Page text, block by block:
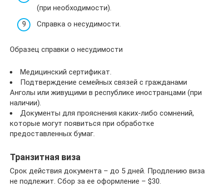
(при необходимости).
Справка о несудимости.
Образец справки о несудимости
Медицинский сертификат.
Подтверждение семейных связей с гражданами
Анголы или живущими в республике иностранцами (при
наличии).
Документы для прояснения каких-либо сомнений,
которые могут появиться при обработке
предоставленных бумаг.
Транзитная виза
Срок действия документа – до 5 дней. Продлению виза
не подлежит. Сбор за ее оформление – $30.